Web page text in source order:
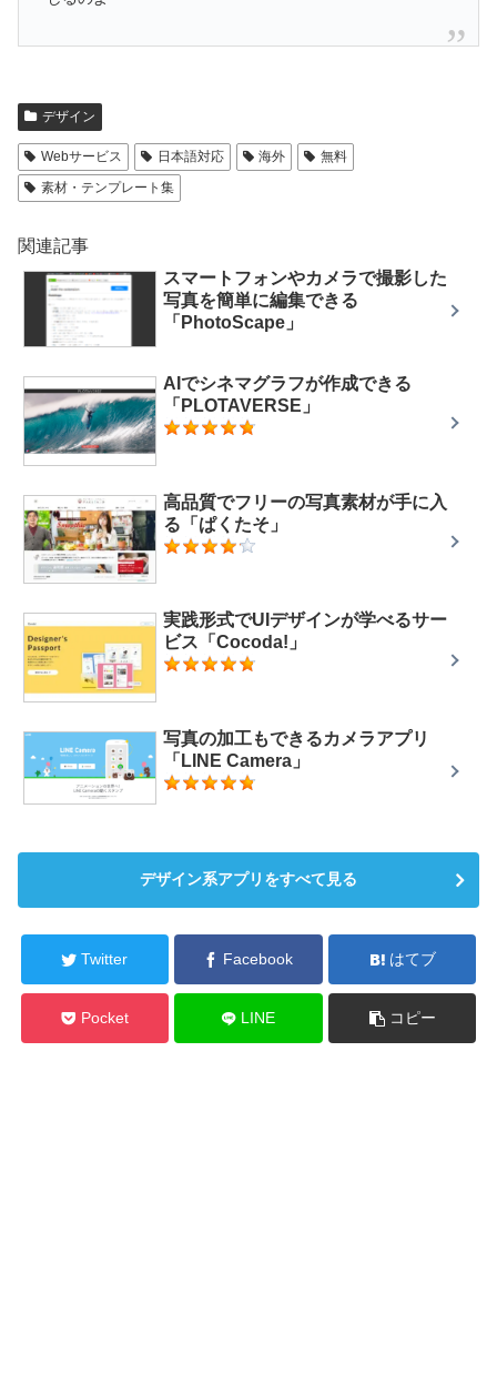
デザイン
Webサービス 日本語対応 海外
無料
素材・テンプレート集
関連記事
スマートフォンやカメラで撮影した
写真を簡単に編集できる
「PhotoScape」
AIでシネマグラフが作成できる
「PLOTAVERSE」
高品質でフリーの写真素材が手に入
る「ぱくたそ」
実践形式でUIデザインが学べるサー
ビス「Cocoda!」
写真の加工もできるカメラアプリ
「LINE Camera」
デザイン系アプリをすべて見る
Twitter Facebook はてブ
Pocket LINE コピー